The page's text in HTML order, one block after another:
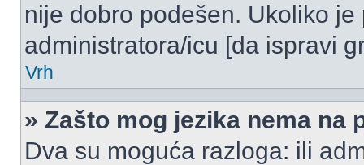
nije dobro podešen. Ukoliko
administratora/icu [da ispravi
Vrh
» Zašto mog jezika nema na
Dva su moguća razloga: ili